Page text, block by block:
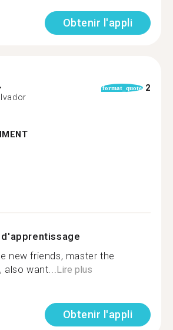
Obtenir l'appli
format_quote 2
new friends, master the
also want...Lire plus
Obtenir l'appli